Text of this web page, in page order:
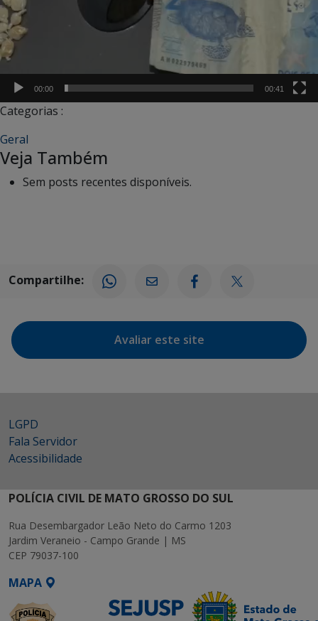
00:00 00:41
Categorias :
Geral
Veja Também
Sem posts recentes disponíveis.
Compartilhe:
Avaliar este site
LGPD
Fala Servidor
Acessibilidade
POLÍCIA CIVIL DE MATO GROSSO DO SUL
Rua Desembargador Leão Neto do Carmo 1203
Jardim Veraneio - Campo Grande | MS
CEP 79037-100
MAPA